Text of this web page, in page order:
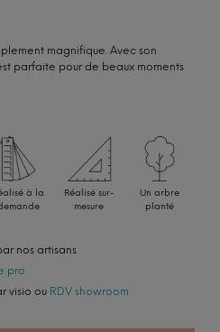
magnifique. Avec son
parfaite pour de beaux moments
à la
Réalisé sur-
mesure
Un arbre
planté
nos artisans
pro
visio ou RDV showroom